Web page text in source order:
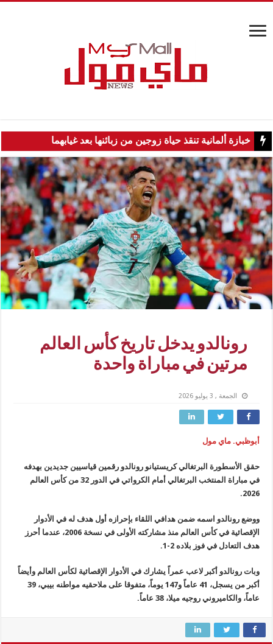
خبازة ألمانية تنقذ حياة زوجين من زبائنها بعد غيابهما
رونالدو يدخل تاريخ كأس العالم
مرتين في مباراة واحدة
الجمعة , 3 يوليو 2026
أبوظبي. ماي مول
حقق الأسطورة البرتغالي كريستيانو رونالدو رقمين قياسيين جديدين بهدفه
في مباراة المنتخب البرتغالي أمام الكرواتي في الدور 32 من كأس العالم
2026.
ووضع رونالدو اسمه ضمن هدافي اللقاء بإحرازه أول هدف له في الأدوار
الإقصائية في كأس العالم منذ مشاركته الأولى في نسخة 2006، عندما أحرز
هدف التعادل في فوز بلاده 2-1.
وبات رونالدو أكبر لاعب عمراً يشارك في الأدوار الإقصائية لكأس العالم وأيضاً
أكبر من يسجل، 41 عاماً و147 يوماً، متفوقا على ملاحقيه مواطنه بيبي، 39
عاماً، والكاميروني روجيه ميلا، 38 عاماً.